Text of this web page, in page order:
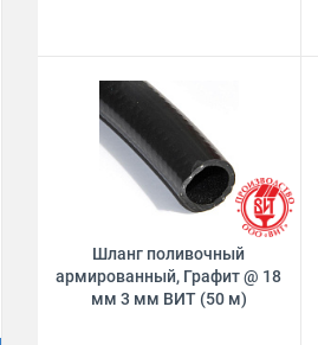
Шланг поливочный
армированный, Графит @ 18
мм 3 мм ВИТ (50 м)